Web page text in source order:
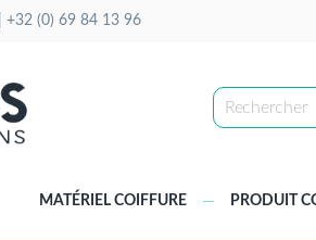
+32 (0) 69 84 13 96
MATÉRIEL COIFFURE PRODUIT